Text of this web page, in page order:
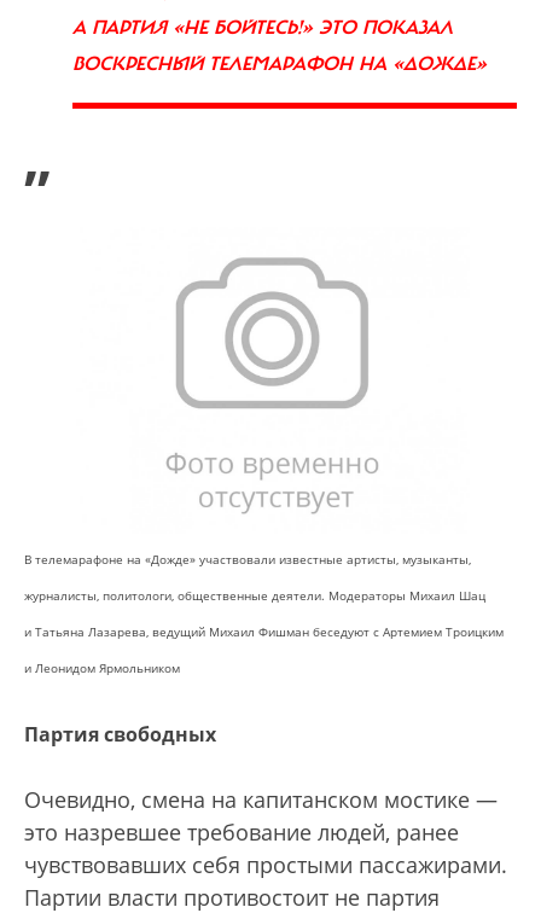
А ПАРТИЯ «НЕ БОЙТЕСЬ!» ЭТО ПОКАЗАЛ
ВОСКРЕСНЫЙ ТЕЛЕМАРАФОН НА «ДОЖДЕ»
”
В телемарафоне на «Дожде» участвовали известные артисты, музыканты,
журналисты, политологи, общественные деятели. Модераторы Михаил Шац
и Татьяна Лазарева, ведущий Михаил Фишман беседуют с Артемием Троицким
и Леонидом Ярмольником
Партия свободных
Очевидно, смена на капитанском мостике —
это назревшее требование людей, ранее
чувствовавших себя простыми пассажирами.
Партии власти противостоит не партия